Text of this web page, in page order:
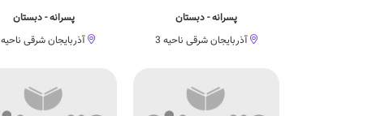
پسرانه - دبستان
آذربایجان شرقی ناحیه 3
پسرانه - دبستان
آذربایجان شرقی ناحیه 3